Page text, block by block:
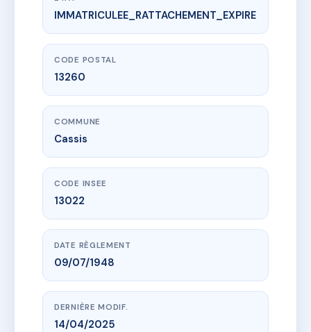
www.vme.plus/AD4645453
LE CASTEL VIEIL
3 pl montmorin
IMMATRICULEE_RATTACHEMENT_EXPIRE
CODE POSTAL
13260
COMMUNE
Cassis
CODE INSEE
13022
DATE RÈGLEMENT
09/07/1948
DERNIÈRE MODIF.
14/04/2025